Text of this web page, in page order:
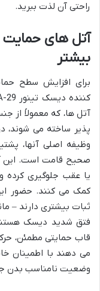
راحتی آن لذت ببرید.
آتل های حمایت
بیشتر
برای افزایش سطح
آتل ها، که معمولاً از
پذیر ساخته می شوند،
وظیفه اصلی آنها،
صحیح قامت است. این
یا عقب جلوگیری کرده
کمک می کنند. حضور
ثبات بیشتری دارند –
فتق شدید دیسک
قاب حمایتی مطمئن،
می دهند با اطمینان
وضعیت نامناسب بدن